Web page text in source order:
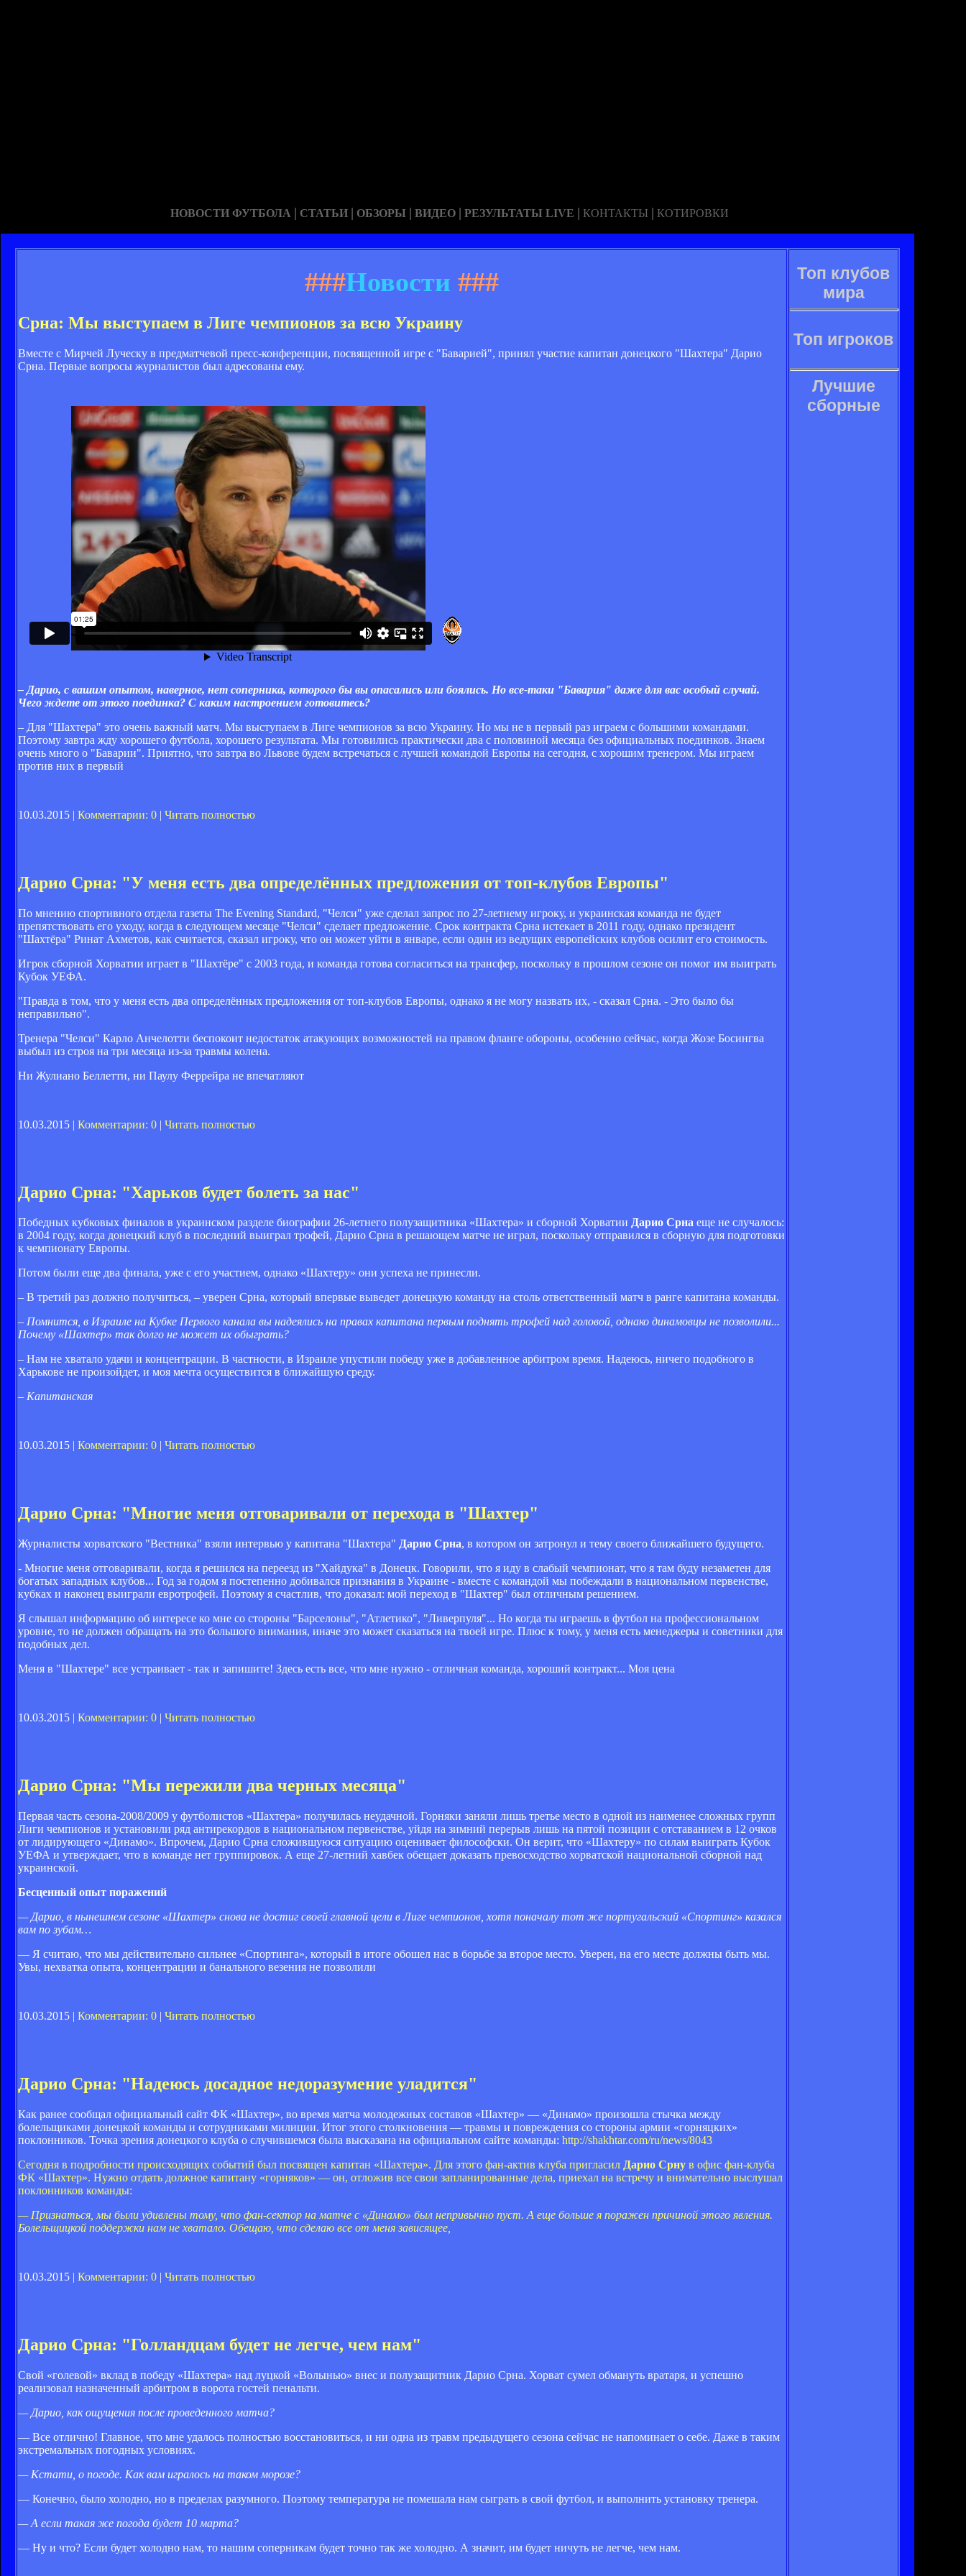
НОВОСТИ ФУТБОЛА | СТАТЬИ | ОБЗОРЫ | ВИДЕО | РЕЗУЛЬТАТЫ LIVE | КОНТАКТЫ | КОТИРОВКИ
###Новости ###
Срна: Мы выступаем в Лиге чемпионов за всю Украину
Вместе с Мирчей Луческу в предматчевой пресс-конференции, посвященной игре с "Баварией", принял участие капитан донецкого "Шахтера" Дарио
Срна. Первые вопросы журналистов был адресованы ему.
– Дарио, с вашим опытом, наверное, нет соперника, которого бы вы опасались или боялись. Но все-таки "Бавария" даже для вас особый случай.
Чего ждете от этого поединка? С каким настроением готовитесь?
– Для "Шахтера" это очень важный матч. Мы выступаем в Лиге чемпионов за всю Украину. Но мы не в первый раз играем с большими командами.
Поэтому завтра жду хорошего футбола, хорошего результата. Мы готовились практически два с половиной месяца без официальных поединков. Знаем
очень много о "Баварии". Приятно, что завтра во Львове будем встречаться с лучшей командой Европы на сегодня, с хорошим тренером. Мы играем
против них в первый
10.03.2015 | Комментарии: 0 | Читать полностью
Дарио Срна: "У меня есть два определённых предложения от топ-клубов Европы"
По мнению спортивного отдела газеты The Evening Standard, "Челси" уже сделал запрос по 27-летнему игроку, и украинская команда не будет
препятствовать его уходу, когда в следующем месяце "Челси" сделает предложение. Срок контракта Срна истекает в 2011 году, однако президент
"Шахтёра" Ринат Ахметов, как считается, сказал игроку, что он может уйти в январе, если один из ведущих европейских клубов осилит его стоимость.
Игрок сборной Хорватии играет в "Шахтёре" с 2003 года, и команда готова согласиться на трансфер, поскольку в прошлом сезоне он помог им выиграть
Кубок УЕФА.
"Правда в том, что у меня есть два определённых предложения от топ-клубов Европы, однако я не могу назвать их, - сказал Срна. - Это было бы
неправильно".
Тренера "Челси" Карло Анчелотти беспокоит недостаток атакующих возможностей на правом фланге обороны, особенно сейчас, когда Жозе Босингва
выбыл из строя на три месяца из-за травмы колена.
Ни Жулиано Беллетти, ни Паулу Феррейра не впечатляют
10.03.2015 | Комментарии: 0 | Читать полностью
Дарио Срна: "Харьков будет болеть за нас"
Победных кубковых финалов в украинском разделе биографии 26-летнего полузащитника «Шахтера» и сборной Хорватии Дарио Срна еще не случалось:
в 2004 году, когда донецкий клуб в последний выиграл трофей, Дарио Срна в решающем матче не играл, поскольку отправился в сборную для подготовки
к чемпионату Европы.
Потом были еще два финала, уже с его участием, однако «Шахтеру» они успеха не принесли.
– В третий раз должно получиться, – уверен Срна, который впервые выведет донецкую команду на столь ответственный матч в ранге капитана команды.
– Помнится, в Израиле на Кубке Первого канала вы надеялись на правах капитана первым поднять трофей над головой, однако динамовцы не позволили...
Почему «Шахтер» так долго не может их обыграть?
– Нам не хватало удачи и концентрации. В частности, в Израиле упустили победу уже в добавленное арбитром время. Надеюсь, ничего подобного в
Харькове не произойдет, и моя мечта осуществится в ближайшую среду.
– Капитанская
10.03.2015 | Комментарии: 0 | Читать полностью
Дарио Срна: "Многие меня отговаривали от перехода в "Шахтер"
Журналисты хорватского "Вестника" взяли интервью у капитана "Шахтера" Дарио Срна, в котором он затронул и тему своего ближайшего будущего.
- Многие меня отговаривали, когда я решился на переезд из "Хайдука" в Донецк. Говорили, что я иду в слабый чемпионат, что я там буду незаметен для
богатых западных клубов... Год за годом я постепенно добивался признания в Украине - вместе с командой мы побеждали в национальном первенстве,
кубках и наконец выиграли евротрофей. Поэтому я счастлив, что доказал: мой переход в "Шахтер" был отличным решением.
Я слышал информацию об интересе ко мне со стороны "Барселоны", "Атлетико", "Ливерпуля"... Но когда ты играешь в футбол на профессиональном
уровне, то не должен обращать на это большого внимания, иначе это может сказаться на твоей игре. Плюс к тому, у меня есть менеджеры и советники для
подобных дел.
Меня в "Шахтере" все устраивает - так и запишите! Здесь есть все, что мне нужно - отличная команда, хороший контракт... Моя цена
10.03.2015 | Комментарии: 0 | Читать полностью
Дарио Срна: "Мы пережили два черных месяца"
Первая часть сезона-2008/2009 у футболистов «Шахтера» получилась неудачной. Горняки заняли лишь третье место в одной из наименее сложных групп
Лиги чемпионов и установили ряд антирекордов в национальном первенстве, уйдя на зимний перерыв лишь на пятой позиции с отставанием в 12 очков
от лидирующего «Динамо». Впрочем, Дарио Срна сложившуюся ситуацию оценивает философски. Он верит, что «Шахтеру» по силам выиграть Кубок
УЕФА и утверждает, что в команде нет группировок. А еще 27-летний хавбек обещает доказать превосходство хорватской национальной сборной над
украинской.
Бесценный опыт поражений
— Дарио, в нынешнем сезоне «Шахтер» снова не достиг своей главной цели в Лиге чемпионов, хотя поначалу тот же португальский «Спортинг» казался
вам по зубам…
— Я считаю, что мы действительно сильнее «Спортинга», который в итоге обошел нас в борьбе за второе место. Уверен, на его месте должны быть мы.
Увы, нехватка опыта, концентрации и банального везения не позволили
10.03.2015 | Комментарии: 0 | Читать полностью
Дарио Срна: "Надеюсь досадное недоразумение уладится"
Как ранее сообщал официальный сайт ФК «Шахтер», во время матча молодежных составов «Шахтер» — «Динамо» произошла стычка между
болельщиками донецкой команды и сотрудниками милиции. Итог этого столкновения — травмы и повреждения со стороны армии «горняцких»
поклонников. Точка зрения донецкого клуба о случившемся была высказана на официальном сайте команды: http://shakhtar.com/ru/news/8043
Сегодня в подробности происходящих событий был посвящен капитан «Шахтера». Для этого фан-актив клуба пригласил Дарио Срну в офис фан-клуба
ФК «Шахтер». Нужно отдать должное капитану «горняков» — он, отложив все свои запланированные дела, приехал на встречу и внимательно выслушал
поклонников команды:
— Признаться, мы были удивлены тому, что фан-сектор на матче с «Динамо» был непривычно пуст. А еще больше я поражен причиной этого явления.
Болельщицкой поддержки нам не хватало. Обещаю, что сделаю все от меня зависящее,
10.03.2015 | Комментарии: 0 | Читать полностью
Дарио Срна: "Голландцам будет не легче, чем нам"
Свой «голевой» вклад в победу «Шахтера» над луцкой «Волынью» внес и полузащитник Дарио Срна. Хорват сумел обмануть вратаря, и успешно
реализовал назначенный арбитром в ворота гостей пенальти.
— Дарио, как ощущения после проведенного матча?
— Все отлично! Главное, что мне удалось полностью восстановиться, и ни одна из травм предыдущего сезона сейчас не напоминает о себе. Даже в таким
экстремальных погодных условиях.
— Кстати, о погоде. Как вам игралось на таком морозе?
— Конечно, было холодно, но в пределах разумного. Поэтому температура не помешала нам сыграть в свой футбол, и выполнить установку тренера.
— А если такая же погода будет 10 марта?
— Ну и что? Если будет холодно нам, то нашим соперникам будет точно так же холодно. А значит, им будет ничуть не легче, чем нам.
Топ клубов
мира
Топ игроков
Лучшие
сборные